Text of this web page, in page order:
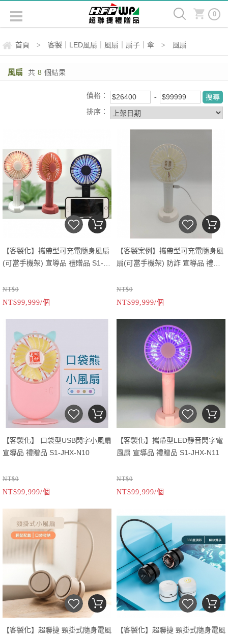
0
首頁 > 客製｜LED風扇｜風扇｜扇子｜傘 > 風扇
風扇 共 8 個結果
價格：
排序：
【客製化】攜帶型可充電隨身風扇
(可當手機架) 宣導品 禮贈品 S1-
NT$0
NT$99,999/個
【客製案例】攜帶型可充電隨身風
扇(可當手機架) 防詐 宣導品 禮贈
NT$0
NT$99,999/個
【客製化】 口袋型USB閃字小風扇
宣導品 禮贈品 S1-JHX-N10
NT$0
NT$99,999/個
【客製化】攜帶型LED靜音閃字電
風扇 宣導品 禮贈品 S1-JHX-N11
NT$0
NT$99,999/個
【客製化】超聯捷 頸掛式隨身電風
【客製化】超聯捷 頸掛式隨身電風